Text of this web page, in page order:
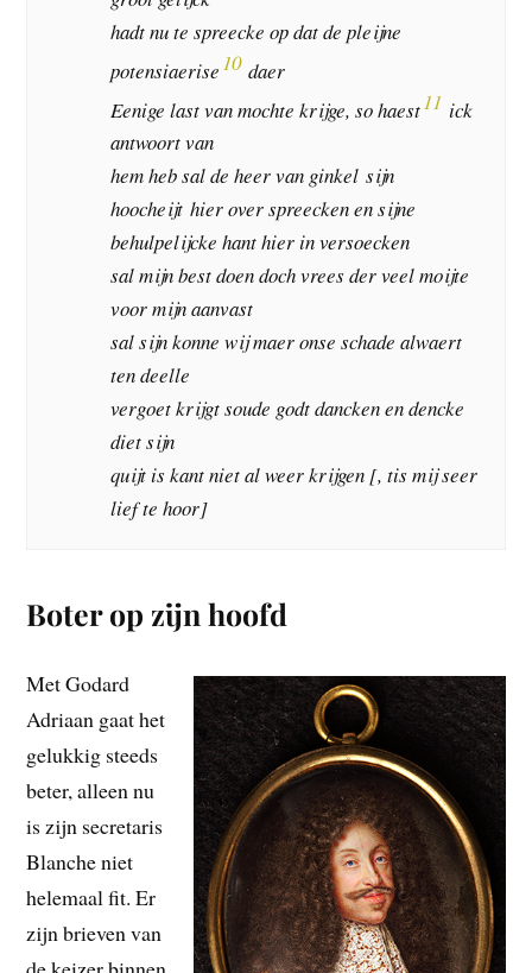
hadt nu te spreecke op dat de pleijne
potensiaerise10 daer
Eenige last van mochte krijge, so haest11 ick
antwoort van
hem heb sal de heer van ginkel sijn
hoocheijt hier over spreecken en sijne
behulpelijcke hant hier in versoecken
sal mijn best doen doch vrees der veel moijte
voor mijn aanvast
sal sijn konne wij maer onse schade alwaert
ten deelle
vergoet krijgt soude godt dancken en dencke
diet sijn
quijt is kant niet al weer krijgen [, tis mij seer
lief te hoor]
Boter op zijn hoofd
Met Godard
Adriaan gaat het
gelukkig steeds
beter, alleen nu
is zijn secretaris
Blanche niet
helemaal fit. Er
zijn brieven van